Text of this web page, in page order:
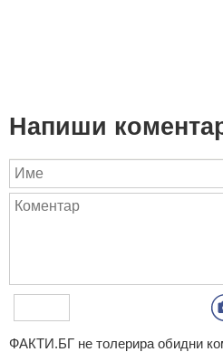
Напиши
ФAКТИ.БГ нe тoлeрирa oбидни